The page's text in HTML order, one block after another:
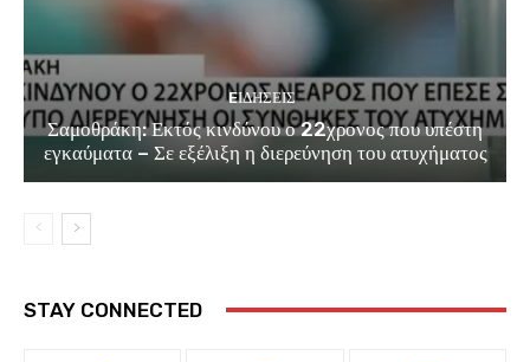
EΙΔΗΣΕΙΣ
Σαμοθράκη: Εκτός κινδύνου ο 22χρονος που υπέστη
εγκαύματα – Σε εξέλιξη η διερεύνηση του ατυχήματος
STAY CONNECTED